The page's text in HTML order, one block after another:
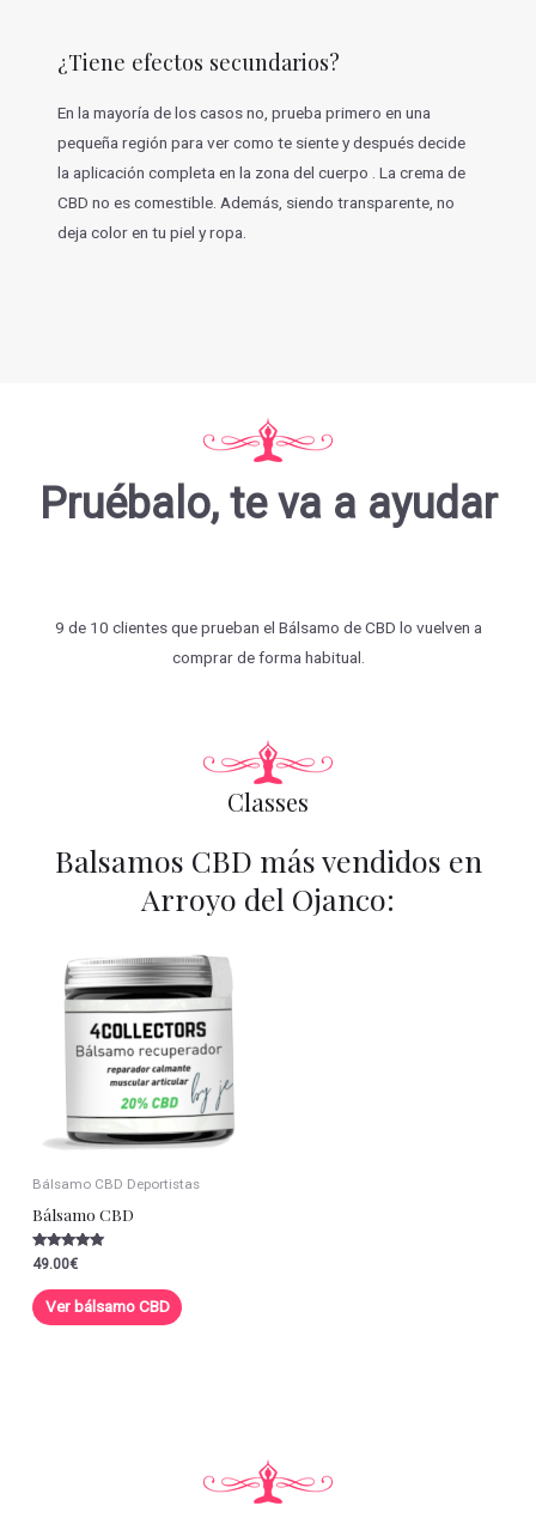
¿Tiene efectos secundarios?
En la mayoría de los casos no, prueba primero en una
pequeña región para ver como te siente y después decide
la aplicación completa en la zona del cuerpo . La crema de
CBD no es comestible. Además, siendo transparente, no
deja color en tu piel y ropa.
Pruébalo, te va a ayudar
9 de 10 clientes que prueban el Bálsamo de CBD lo vuelven a
comprar de forma habitual.
Classes
Balsamos CBD más vendidos en
Arroyo del Ojanco:
Bálsamo CBD Deportistas
Bálsamo CBD
Valorado con
5.00
de 5
49.00€
Ver bálsamo CBD